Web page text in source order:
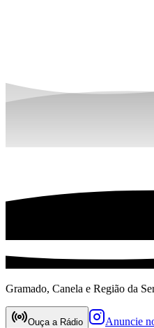
Gramado, Canela e Região da
Ouça a Rádio Anuncie